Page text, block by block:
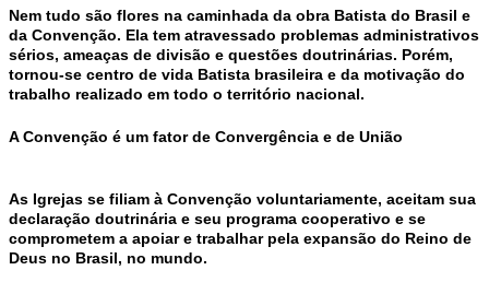
Nem tudo são flores na caminhada da obra Batista do Brasil e
da Convenção. Ela tem atravessado problemas administrativos
sérios, ameaças de divisão e questões doutrinárias. Porém,
tornou-se centro de vida Batista brasileira e da motivação do
trabalho realizado em todo o território nacional.
A Convenção é um fator de Convergência e de União
As Igrejas se filiam à Convenção voluntariamente, aceitam sua
declaração doutrinária e seu programa cooperativo e se
comprometem a apoiar e trabalhar pela expansão do Reino de
Deus no Brasil, no mundo.